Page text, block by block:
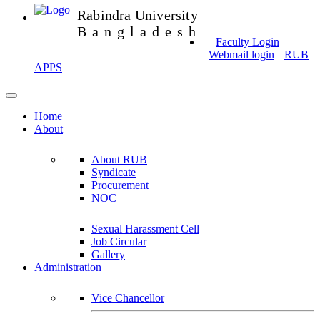
Rabindra University
Bangladesh
Faculty Login
Webmail login
RUB
APPS
Home
About
About RUB
Syndicate
Procurement
NOC
Sexual Harassment Cell
Job Circular
Gallery
Administration
Vice Chancellor